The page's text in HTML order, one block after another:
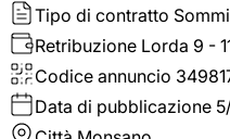
Tipo di contratto
Retribuzione Lorda 9 -
Codice annuncio
Data di pubblicazione